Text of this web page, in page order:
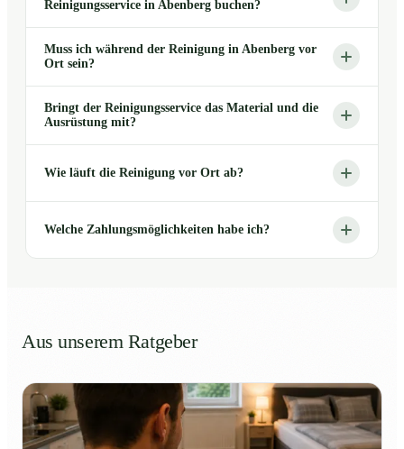
Reinigungsservice in Abenberg buchen?
Muss ich während der Reinigung in Abenberg vor
Ort sein?
Bringt der Reinigungsservice das Material und die
Ausrüstung mit?
Wie läuft die Reinigung vor Ort ab?
Welche Zahlungsmöglichkeiten habe ich?
Aus unserem Ratgeber